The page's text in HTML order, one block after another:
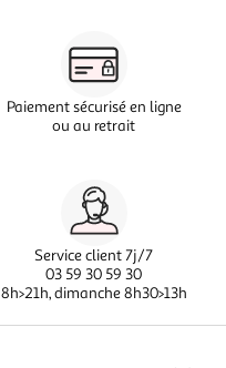
Paiement sécurisé en ligne
ou au retrait
Service client 7j/7
03 59 30 59 30
8h>21h, dimanche 8h30>13h